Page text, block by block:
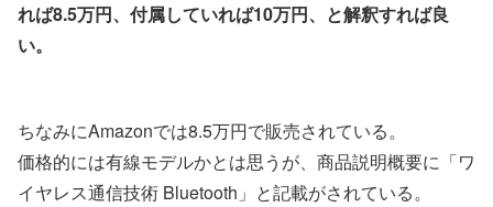
れば8.5万円、付属していれば10万円、と解釈すれば良
い。
ちなみにAmazonでは8.5万円で販売されている。
価格的には有線モデルかとは思うが、商品説明概要に「ワ
イヤレス通信技術 Bluetooth」と記載がされている。